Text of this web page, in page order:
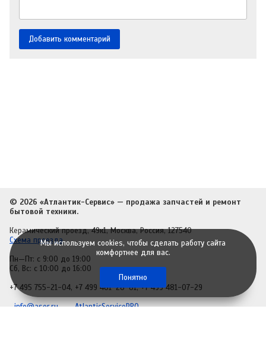
© 2026 «Атлантик-Сервис» — продажа запчастей и ремонт
бытовой техники.
Керамический проезд, 49к1, Москва, Россия, 127540
Схема проезда
Пн—Пт: с 9:00 до 19:00
Сб, Вс: с 10:00 до 16:00
+7 495 755-21-04, +7 499 481-28-81,+7 499 481-07-29
info@aser.ru
AtlanticServicePRO
Мы используем cookies, чтобы сделать работу сайта
комфортнее для вас.
Понятно